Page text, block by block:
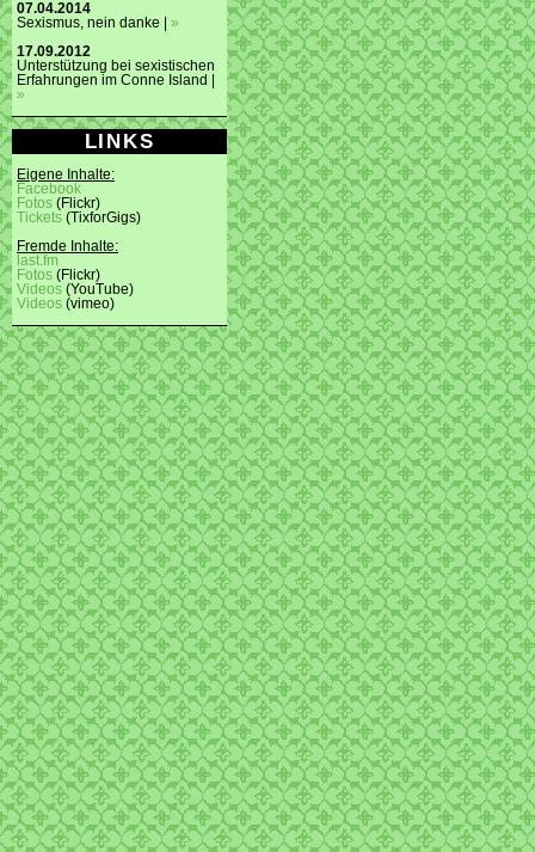
07.04.2014
Sexismus, nein danke | »
17.09.2012
Unterstützung bei sexistischen
Erfahrungen im Conne Island |
»
LINKS
Eigene Inhalte:
Facebook
Fotos (Flickr)
Tickets (TixforGigs)
Fremde Inhalte:
last.fm
Fotos (Flickr)
Videos (YouTube)
Videos (vimeo)